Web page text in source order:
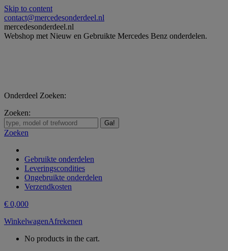
Skip to content
contact@mercedesonderdeel.nl
mercedesonderdeel.nl
Webshop met Nieuw en Gebruikte Mercedes Benz onderdelen.
Onderdeel Zoeken:
Zoeken:
Zoeken
Gebruikte onderdelen
Leveringscondities
Ongebruikte onderdelen
Verzendkosten
€ 0,000
WinkelwagenAfrekenen
No products in the cart.